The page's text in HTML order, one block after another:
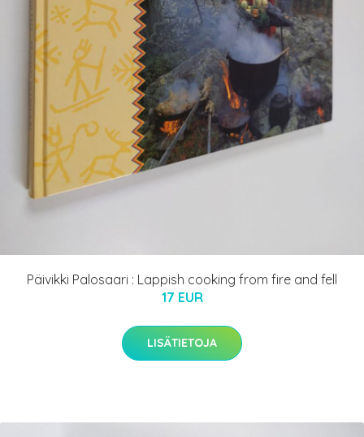
Päivikki Palosaari : Lappish cooking from fire and fell
17 EUR
LISÄTIETOJA